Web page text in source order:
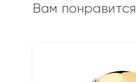
Вам понравится